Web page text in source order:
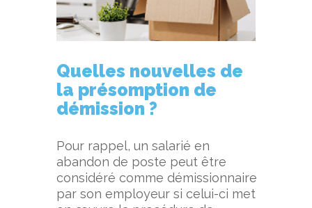
Quelles nouvelles de
la présomption de
démission ?
Pour rappel, un salarié en
abandon de poste peut être
considéré comme démissionnaire
par son employeur si celui-ci met